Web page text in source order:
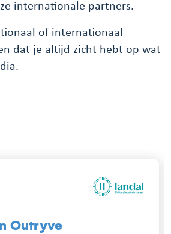
internationale partners.
of internationaal
dat je altijd zicht hebt op wat
Outryve